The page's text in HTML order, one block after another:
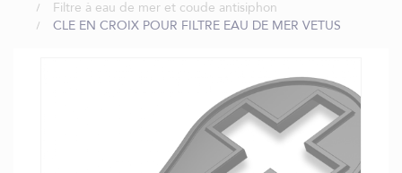
Filtre à eau de mer et coude antisiphon
CLE EN CROIX POUR FILTRE EAU DE MER VETUS